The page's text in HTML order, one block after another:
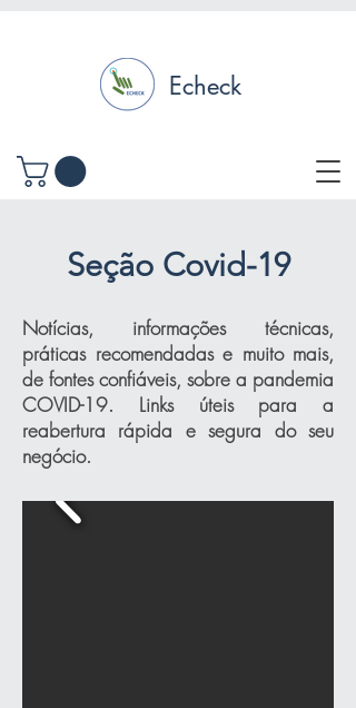
Echeck
Seção Covid-19
Notícias, informações técnicas,
práticas recomendadas e muito mais,
de fontes confiáveis, sobre a pandemia
COVID-19. Links úteis para a
reabertura rápida e segura do seu
negócio.